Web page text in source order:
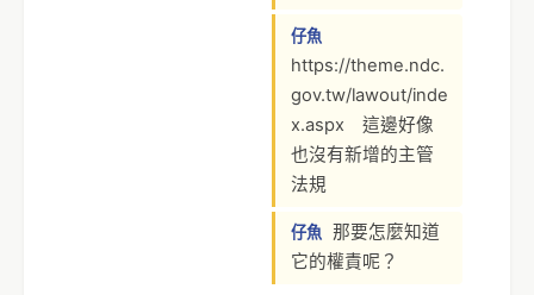
仔魚
https://theme.ndc.
gov.tw/lawout/inde
x.aspx 這邊好像
也沒有新增的主管
法規
仔魚 那要怎麼知道
它的權責呢？